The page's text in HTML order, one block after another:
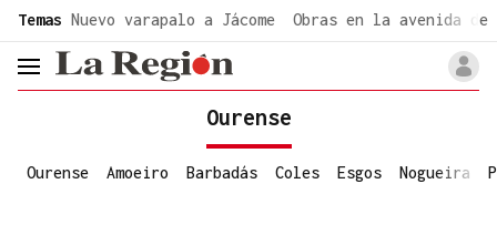
Temas Nuevo varapalo a Jácome Obras en la avenida de
header.menu.open
Ourense
Ourense Amoeiro Barbadás Coles Esgos Nogueira